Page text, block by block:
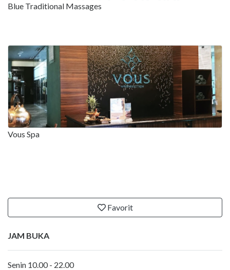
Blue Traditional Massages
Vous Spa
Favorit
JAM BUKA
Senin 10.00 - 22.00